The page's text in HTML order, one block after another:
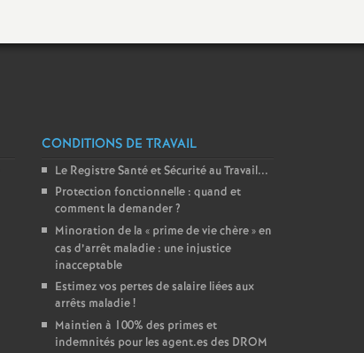
CONDITIONS DE TRAVAIL
Le Registre Santé et Sécurité au Travail...
Protection fonctionnelle : quand et
comment la demander?
Minoration de la « prime de vie chère» en
cas d’arrêt maladie : une injustice
inacceptable
Estimez vos pertes de salaire liées aux
arrêts maladie!
Maintien à 100% des primes et
indemnités pour les agent.es des DROM